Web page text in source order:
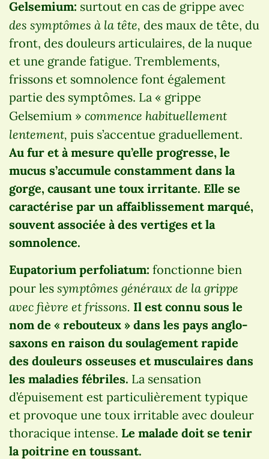
Gelsemium: surtout en cas de grippe avec
des symptômes à la tête, des maux de tête, du
front, des douleurs articulaires, de la nuque
et une grande fatigue. Tremblements,
frissons et somnolence font également
partie des symptômes. La « grippe
Gelsemium » commence habituellement
lentement, puis s’accentue graduellement.
Au fur et à mesure qu’elle progresse, le
mucus s’accumule constamment dans la
gorge, causant une toux irritante. Elle se
caractérise par un affaiblissement marqué,
souvent associée à des vertiges et la
somnolence.
Eupatorium perfoliatum: fonctionne bien
pour les symptômes généraux de la grippe
avec fièvre et frissons. Il est connu sous le
nom de « rebouteux » dans les pays anglo-
saxons en raison du soulagement rapide
des douleurs osseuses et musculaires dans
les maladies fébriles. La sensation
d’épuisement est particulièrement typique
et provoque une toux irritable avec douleur
thoracique intense. Le malade doit se tenir
la poitrine en toussant.